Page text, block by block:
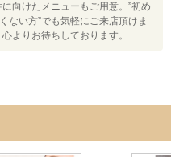
向けたメニューもご用意。”初め
ない方”でも気軽にご来店頂けま
よりお待ちしております。